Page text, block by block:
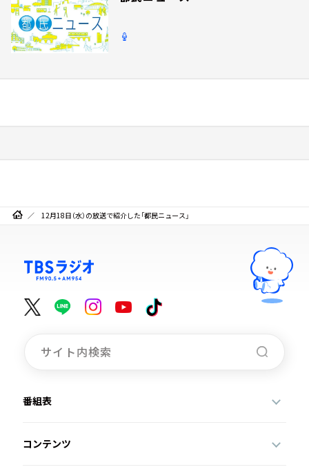
12月18日（水）の放送で紹介した「都民ニュース」
番組表
コンテンツ